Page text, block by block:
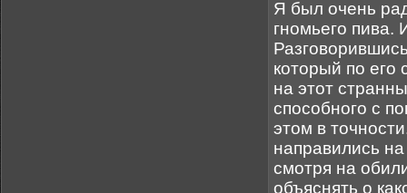
Я был очень
гномьего пива.
который по
на этот
способного с
этом в
направились
смотря на
объяснять о